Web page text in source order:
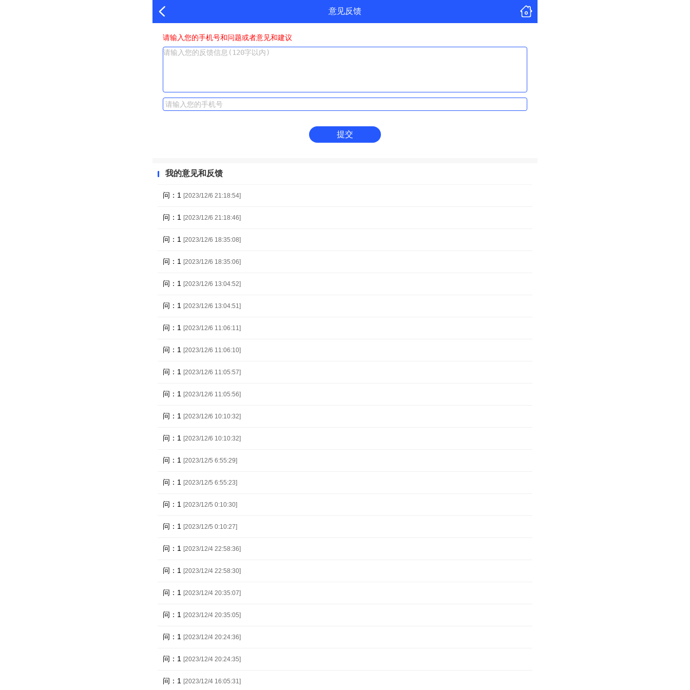
意见反馈
请输入您的手机号和问题或者意见和建议
提交
我的意见和反馈
问：1 [2023/12/6 21:18:54]
问：1 [2023/12/6 21:18:46]
问：1 [2023/12/6 18:35:08]
问：1 [2023/12/6 18:35:06]
问：1 [2023/12/6 13:04:52]
问：1 [2023/12/6 13:04:51]
问：1 [2023/12/6 11:06:11]
问：1 [2023/12/6 11:06:10]
问：1 [2023/12/6 11:05:57]
问：1 [2023/12/6 11:05:56]
问：1 [2023/12/6 10:10:32]
问：1 [2023/12/6 10:10:32]
问：1 [2023/12/5 6:55:29]
问：1 [2023/12/5 6:55:23]
问：1 [2023/12/5 0:10:30]
问：1 [2023/12/5 0:10:27]
问：1 [2023/12/4 22:58:36]
问：1 [2023/12/4 22:58:30]
问：1 [2023/12/4 20:35:07]
问：1 [2023/12/4 20:35:05]
问：1 [2023/12/4 20:24:36]
问：1 [2023/12/4 20:24:35]
问：1 [2023/12/4 16:05:31]